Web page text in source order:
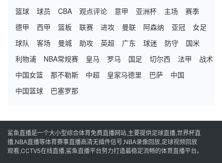
篮球
球员 CBA 观点评论 意甲 亚洲杯 主场
赛季
德甲
西甲 篮板 联赛 进攻 曼联 阿森纳 亚冠
女足
球队
客场 曼城 助攻 英超 广东 球迷 防守
国米
利物浦
NBA常规赛 皇马 罗马 国足 切尔西 法甲
战术
中国女篮
那不勒斯 中超 皇家马德里 巴萨
中国
中国篮球
巴塞罗那
鲨鱼直播是一个大小型综合体育免费直播网站,主要提供足球直播,世界杯直
播,NBA直播等体育赛事直播高清无插件信号,NBA录像回放,足球视频回放
观看,CCTV5在线直播,鲨鱼直播平台努力打造最稳定流畅的体育直播平台。